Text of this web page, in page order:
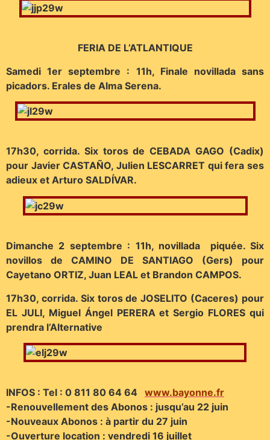
FERIA DE L’ATLANTIQUE
Samedi 1er septembre : 11h, Finale novillada sans
picadors. Erales de Alma Serena.
17h30, corrida. Six toros de CEBADA GAGO (Cadix)
pour Javier CASTAÑO, Julien LESCARRET qui fera ses
adieux et Arturo SALDÍVAR.
Dimanche 2 septembre : 11h, novillada piquée. Six
novillos de CAMINO DE SANTIAGO (Gers) pour
Cayetano ORTIZ, Juan LEAL et Brandon CAMPOS.
17h30, corrida. Six toros de JOSELITO (Caceres) pour
EL JULI, Miguel Ángel PERERA et Sergio FLORES qui
prendra l’Alternative
INFOS : Tel : 0 811 80 64 64 www.bayonne.fr
-Renouvellement des Abonos : jusqu’au 22 juin
-Nouveaux Abonos : à partir du 27 juin
-Ouverture location : vendredi 16 juillet